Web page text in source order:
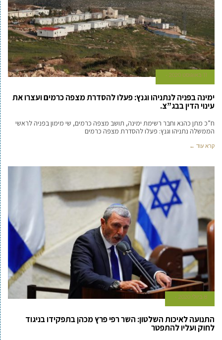
11 באוגוסט 2020
ימינה בפניה לנתניהו וגנץ: פעלו להסדרת מצפה כרמים ועצרו את
עינוי הדין בבג”צ.
ח”כ מתן כהנא וחבר רשימת ימינה, תושב מצפה כרמים, שי מימון בפניה לראשי
הממשלה נתניהו וגנץ: פעלו להסדרת מצפה כרמים
קרא עוד ←
8 ביולי 2020
התנועה לאיכות השלטון: השר רפי פרץ מכהן בתפקידו בניגוד
לחוק ועליו להתפטר